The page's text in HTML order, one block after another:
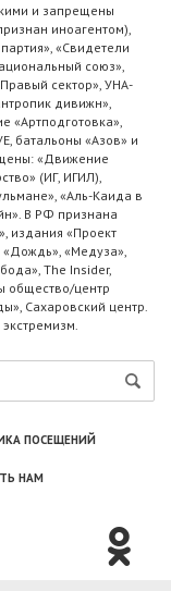
и запрещены
иноагентом),
«Свидетели
союз»,
сектор», УНА-
дивижн»,
«Артподготовка»,
батальоны «Азов» и
«Движение
(ИГ, ИГИЛ),
«Аль-Каида в
В РФ признана
издания «Проект
«Медуза»,
The Insider,
общество/центр
Сахаровский центр.
ПОСЕЩЕНИЙ
НАМ